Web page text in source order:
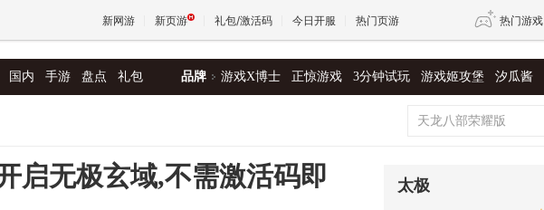
新网游 新页游 礼包/激活码 今日开服 热门页游 热门游戏
国内 手游 盘点 礼包 品牌 游戏X博士 正惊游戏 3分钟试玩 游戏姬攻堡 汐瓜酱
启无极玄域,不需激活码即 太极